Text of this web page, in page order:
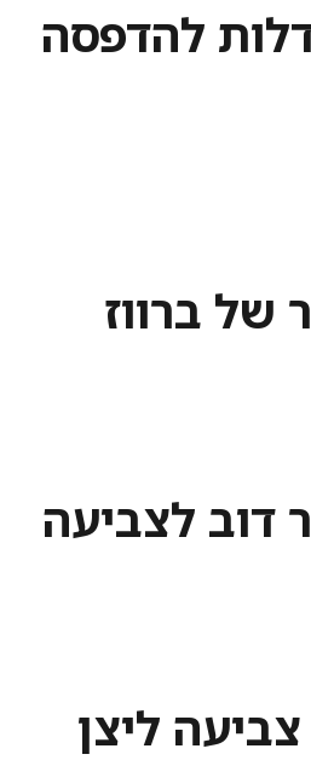
להדפסה
של ברווז
דוב לצביעה
ליצן